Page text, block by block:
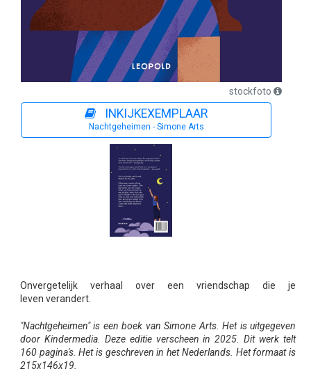
stockfoto
INKIJKEXEMPLAAR
Nachtgeheimen - Simone Arts
Onvergetelijk verhaal over een vriendschap die je
leven verandert.
"Nachtgeheimen" is een boek van Simone Arts. Het is uitgegeven
door Kindermedia. Deze editie verscheen in 2025. Dit werk telt
160 pagina's. Het is geschreven in het Nederlands. Het formaat is
215x146x19.